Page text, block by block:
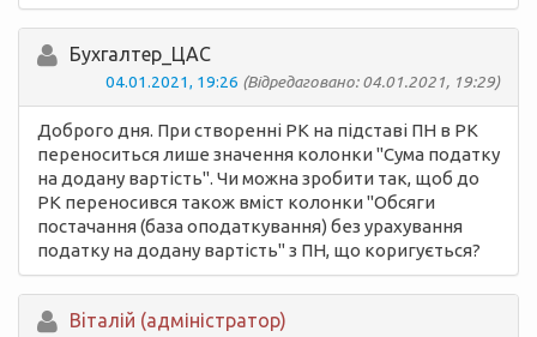
Бухгалтер_ЦАС
04.01.2021, 19:26 (Відредаговано: 04.01.2021, 19:29)
Доброго дня. При створенні РК на підставі ПН в РК
переноситься лише значення колонки "Сума податку
на додану вартість". Чи можна зробити так, щоб до
РК переносився також вміст колонки "Обсяги
постачання (база оподаткування) без урахування
податку на додану вартість" з ПН, що коригується?
Вiталій (адміністратор)